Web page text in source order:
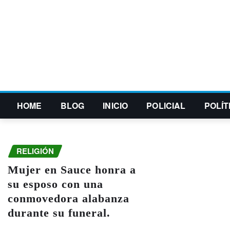
HOME BLOG INICIO POLICIAL
RELIGIÓN
Mujer en Sauce honra a
su esposo con una
conmovedora alabanza
durante su funeral.